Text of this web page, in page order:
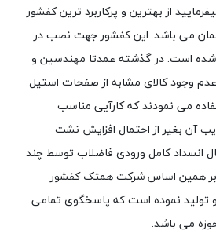
از بهترین و پرکاربرد ترین کفشور
می باشد. این کفشور جهت نصب در
است. در گذشته عمدتا مهندسین و
وجود کالای مشابه از صفحات استیل
می نمودند که کارآیی مناسب
آن بغیر از احتمال افزایش نشت
انسداد کامل ورودی فاضلاب توسط چند
بر همین اساس شرکت همتک کفشور
نموده است که پاسخگوی تمامی
می باشد.